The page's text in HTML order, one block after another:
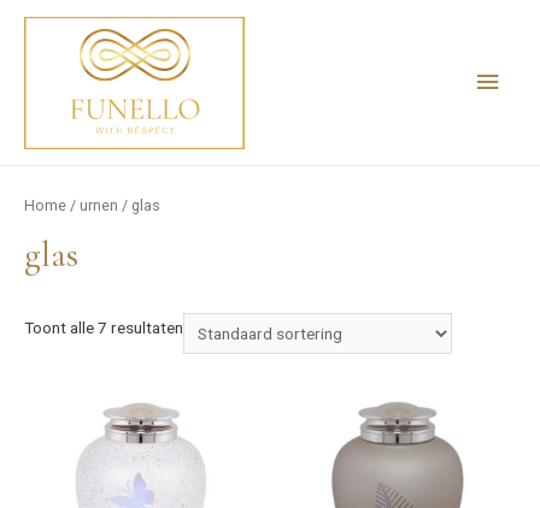
Home / urnen / glas
glas
Toont alle 7 resultaten